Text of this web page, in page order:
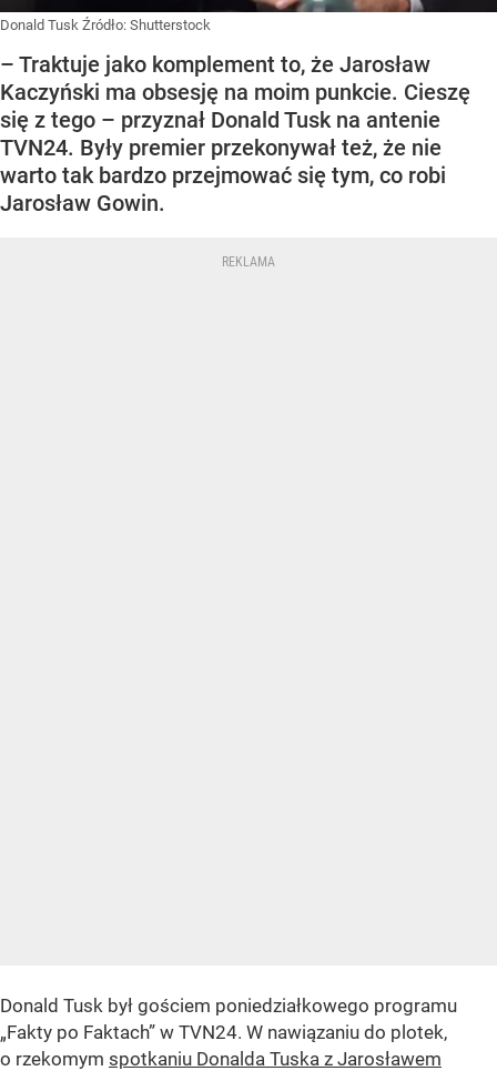
Donald Tusk Źródło: Shutterstock
– Traktuje jako komplement to, że Jarosław
Kaczyński ma obsesję na moim punkcie. Cieszę
się z tego – przyznał Donald Tusk na antenie
TVN24. Były premier przekonywał też, że nie
warto tak bardzo przejmować się tym, co robi
Jarosław Gowin.
Donald Tusk był gościem poniedziałkowego programu
„Fakty po Faktach” w TVN24. W nawiązaniu do plotek,
o rzekomym spotkaniu Donalda Tuska z Jarosławem